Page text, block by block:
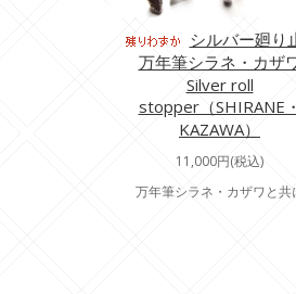
シルバー廻り
万年筆シラネ・カザ
Silver roll
stopper（SHIRANE
KAZAWA）
11,000円(税込)
万年筆シラネ・カザワと共